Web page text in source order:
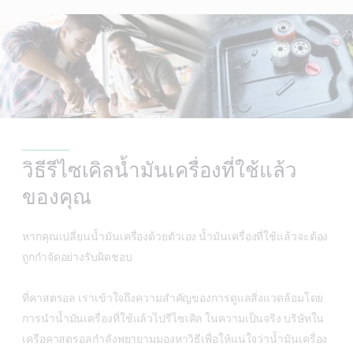
วิธีรีไซเคิลน้ำมันเครื่องที่ใช้แล้ว
ของคุณ
หากคุณเปลี่ยนน้ำมันเครื่องด้วยตัวเอง น้ำมันเครื่องที่ใช้แล้วจะต้อง
ถูกกำจัดอย่างรับผิดชอบ
ที่คาสตรอล เราเข้าใจถึงความสำคัญของการดูแลสิ่งแวดล้อมโดย
การนำน้ำมันเครื่องที่ใช้แล้วไปรีไซเคิล ในความเป็นจริง บริษัทใน
เครือคาสตรอลกำลังพยายามมองหาวิธีเพื่อให้แน่ใจว่าน้ำมันเครื่อง